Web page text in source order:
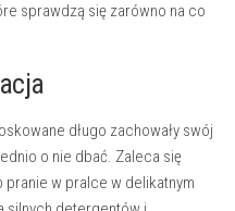
sprawdzą się zarówno na co
długo zachowały swój
o nie dbać. Zaleca się
w pralce w delikatnym